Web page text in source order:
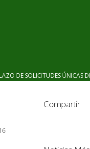
DE SOLICITUDES ÚNICAS
Compartir